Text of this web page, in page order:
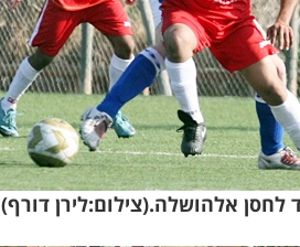
לחסן אלהושלה.(צילום:לירן דורף)